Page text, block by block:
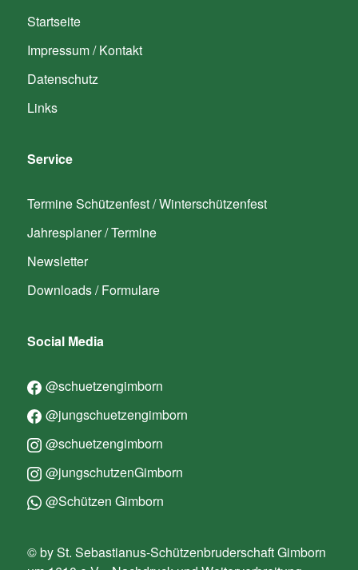
Startseite
Impressum / Kontakt
Datenschutz
Links
Service
Termine Schützenfest / Winterschützenfest
Jahresplaner / Termine
Newsletter
Downloads / Formulare
Social Media
@schuetzengimborn
@jungschuetzengimborn
@schuetzengimborn
@jungschutzenGimborn
@Schützen Gimborn
© by St. Sebastianus-Schützenbruderschaft Gimborn